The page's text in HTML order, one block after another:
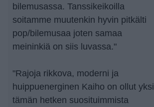
bilemusassa. Tanssikeikoilla
soitamme muutenkin hyvin pitkälti
pop/bilemusaa joten samaa
meininkiä on siis luvassa."
"Rajoja rikkova, moderni ja
huippuenerginen Kaiho on ollut yksi
tämän hetken suosituimmista